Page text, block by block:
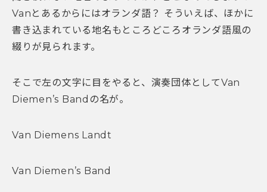
Vanとあるからにはオランダ語？ そういえば、ほかに
書き込まれている地名もところどころオランダ語風の
綴りが見られます。
そこで左の文字に目をやると、演奏団体としてVan
Diemen’s Bandの名が。
Van Diemens Landt
Van Diemen’s Band